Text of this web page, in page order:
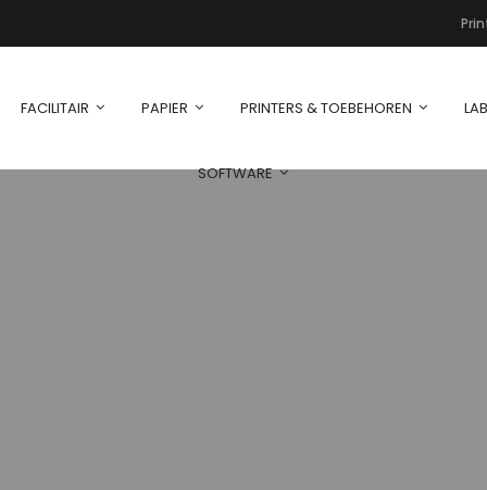
FACILITAIR PAPIER PRINTERS & TOEBEHOREN
SOFTWARE